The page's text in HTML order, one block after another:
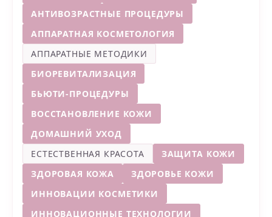
АНТИВОЗРАСТНЫЕ ПРОЦЕДУРЫ
АППАРАТНАЯ КОСМЕТОЛОГИЯ
АППАРАТНЫЕ МЕТОДИКИ
БИОРЕВИТАЛИЗАЦИЯ
БЬЮТИ-ПРОЦЕДУРЫ
ВОССТАНОВЛЕНИЕ КОЖИ
ДОМАШНИЙ УХОД
ЕСТЕСТВЕННАЯ КРАСОТА
ЗАЩИТА КОЖИ
ЗДОРОВАЯ КОЖА
ЗДОРОВЬЕ КОЖИ
ИННОВАЦИИ КОСМЕТИКИ
ИННОВАЦИОННЫЕ ТЕХНОЛОГИИ